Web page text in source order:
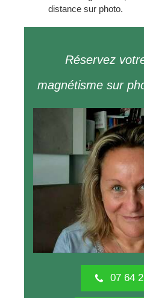
distance sur photo.
Réservez
magnétisme sur
07 64